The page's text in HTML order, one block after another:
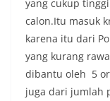
yang cukup
calon.Itu masuk
karena itu dari
yang kurang
dibantu oleh 5
juga dari jumlah